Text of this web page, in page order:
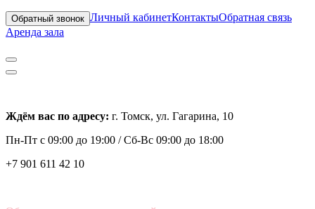
Обратный звонок Личный кабинетКонтактыОбратная связь
Аренда зала
Ждём вас по адресу: г. Томск, ул. Гагарина, 10
Пн-Пт с 09:00 до 19:00 /Сб-Вс 09:00 до 18:00
+7 901 611 42 10